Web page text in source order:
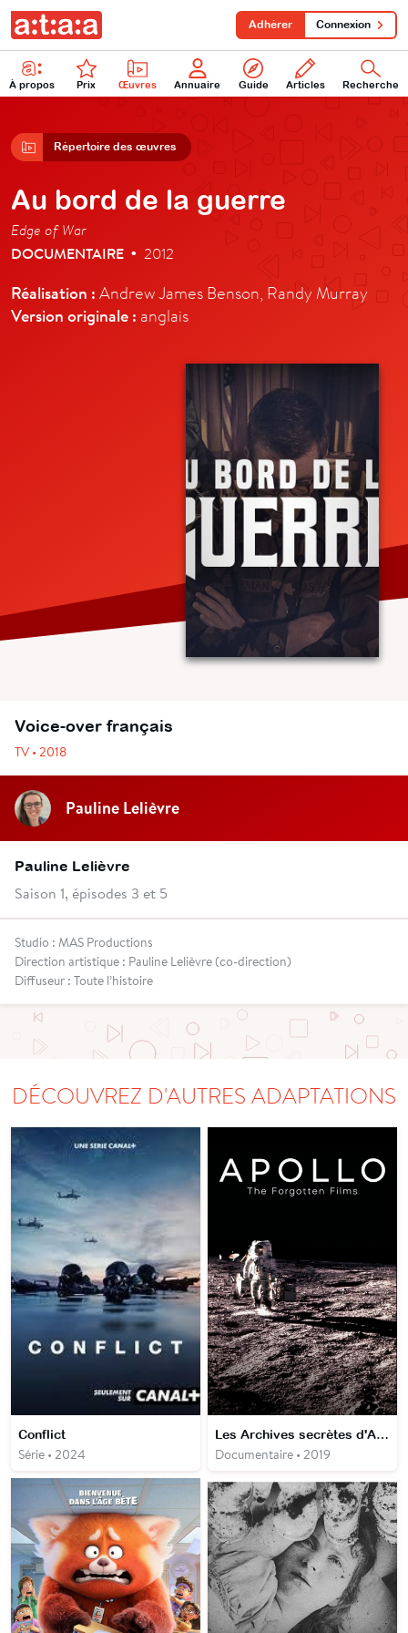
À propos Prix Œuvres Annuaire Guide Articles Recherche
Adhérer Connexion
Répertoire des œuvres
Au bord de la guerre
Edge of War
DOCUMENTAIRE • 2012
Réalisation : Andrew James Benson, Randy Murray
Version originale : anglais
Voice-over français
TV • 2018
Pauline Lelièvre
Pauline Lelièvre
Saison 1, épisodes 3 et 5
Studio : MAS Productions
Direction artistique : Pauline Lelièvre (co-direction)
Diffuseur : Toute l’histoire
DÉCOUVREZ D'AUTRES ADAPTATIONS
Conflict
Série • 2024
Les Archives secrètes d'Apollo
Documentaire • 2019